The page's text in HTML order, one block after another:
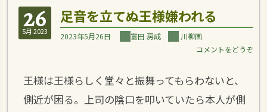
26
5月 2023
足音を立てぬ王様嫌われる
2023年5月26日 富田 房成
川柳画
コメントをどうぞ
王様は王様らしく堂々と振舞ってもらわないと、
側近が困る。上司の陰口を叩いていたら本人が側